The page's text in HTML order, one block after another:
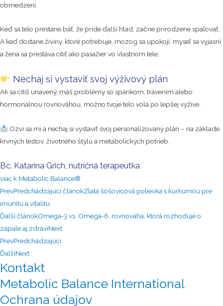
obmedzení.
Keď sa telo prestane báť, že príde ďalší hlad, začne prirodzene spaľovať.
A keď dostane živiny, ktoré potrebuje, mozog sa upokojí, myseľ sa vyjasní
a žena sa prestáva cítiť ako pasažier vo vlastnom tele.
Nechaj si vystaviť svoj výživový plán
Ak sa cítiš unavený, máš problémy so spánkom, trávením alebo
hormonálnou rovnováhou, možno tvoje telo volá po lepšej výžive.
Ozvi sa mi a nechaj si vystaviť svoj personalizovaný plán – na základe
krvných testov, životného štýlu a metabolických potrieb.
Bc. Katarína Grich, nutričná terapeutka
viac k Metabolic Balance®
PrevPredchádzajúci článokZlatá šošovicová polievka s kurkumou pre
imunitu a vitalitu
Ďalší článokOmega‑3 vs. Omega‑6: rovnováha, ktorá rozhoduje o
zápale aj zdravíNext
PrevPredchádzajúci
ĎalšíNext
Kontakt
Metabolic Balance International
Ochrana údajov